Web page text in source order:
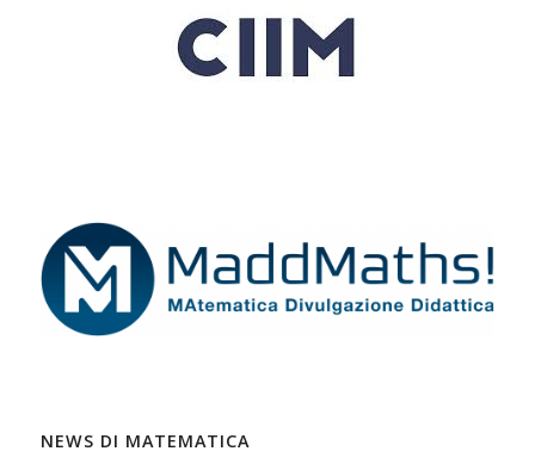
NEWS DI MATEMATICA